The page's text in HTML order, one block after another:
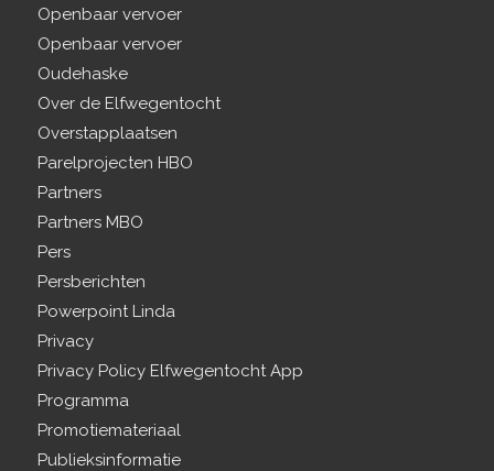
Openbaar vervoer
Openbaar vervoer
Oudehaske
Over de Elfwegentocht
Overstapplaatsen
Parelprojecten HBO
Partners
Partners MBO
Pers
Persberichten
Powerpoint Linda
Privacy
Privacy Policy Elfwegentocht App
Programma
Promotiemateriaal
Publieksinformatie